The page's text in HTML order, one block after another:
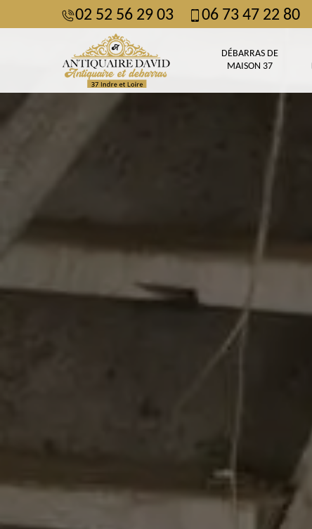
02 52 56 29 03 06 73 47 22 80
DÉBARRAS DE
MAISON 37